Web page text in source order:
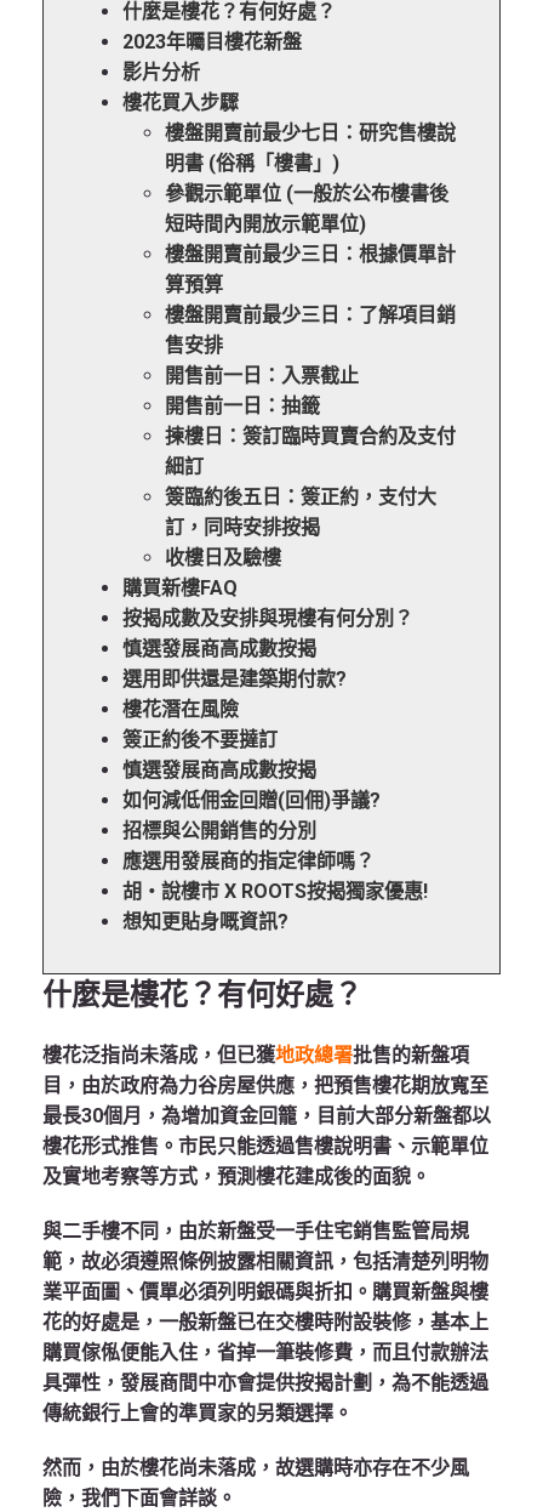
什麼是樓花？有何好處？
2023年曯目樓花新盤
影片分析
樓花買入步驟
樓盤開賣前最少七日：研究售樓說
明書 (俗稱「樓書」)
參觀示範單位 (一般於公布樓書後
短時間內開放示範單位)
樓盤開賣前最少三日：根據價單計
算預算
樓盤開賣前最少三日：了解項目銷
售安排
開售前一日：入票截止
開售前一日：抽籤
揀樓日：簽訂臨時買賣合約及支付
細訂
簽臨約後五日：簽正約，支付大
訂，同時安排按揭
收樓日及驗樓
購買新樓FAQ
按揭成數及安排與現樓有何分別？
慎選發展商高成數按揭
選用即供還是建築期付款?
樓花潛在風險
簽正約後不要撻訂
慎選發展商高成數按揭
如何減低佣金回贈(回佣)爭議?
招標與公開銷售的分別
應選用發展商的指定律師嗎？
胡‧說樓市 X ROOTS按揭獨家優惠!
想知更貼身嘅資訊?
什麼是樓花？有何好處？
樓花泛指尚未落成，但已獲地政總署批售的新盤項
目，由於政府為力谷房屋供應，把預售樓花期放寬至
最長30個月，為增加資金回籠，目前大部分新盤都以
樓花形式推售。市民只能透過售樓說明書、示範單位
及實地考察等方式，預測樓花建成後的面貌。
與二手樓不同，由於新盤受一手住宅銷售監管局規
範，故必須遵照條例披露相關資訊，包括清楚列明物
業平面圖、價單必須列明銀碼與折扣。購買新盤與樓
花的好處是，一般新盤已在交樓時附設裝修，基本上
購買傢俬便能入住，省掉一筆裝修費，而且付款辦法
具彈性，發展商間中亦會提供按揭計劃，為不能透過
傳統銀行上會的準買家的另類選擇。
然而，由於樓花尚未落成，故選購時亦存在不少風
險，我們下面會詳談。